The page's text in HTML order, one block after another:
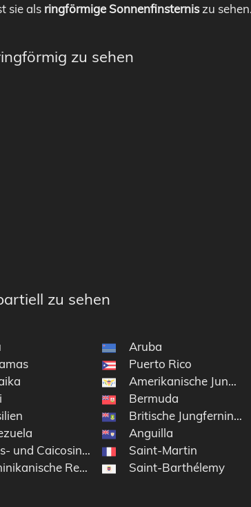
sie als ringförmige Sonnenfinsterniszu
zu sehen
zu sehen
und Caicosinseln
Republik
Aruba
Puerto Rico
Amerikanische
Bermuda
Britische
Anguilla
Saint-Martin
Saint-Barthélemy